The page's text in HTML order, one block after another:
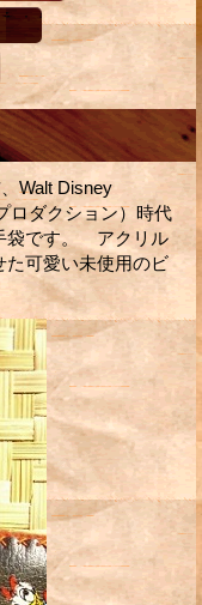
Walt Disney
ロダクション）時代
袋です。 アクリル
た可愛い未使用のビ